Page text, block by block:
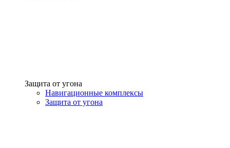
Защита от угона
Навигационные комплексы
Защита от угона